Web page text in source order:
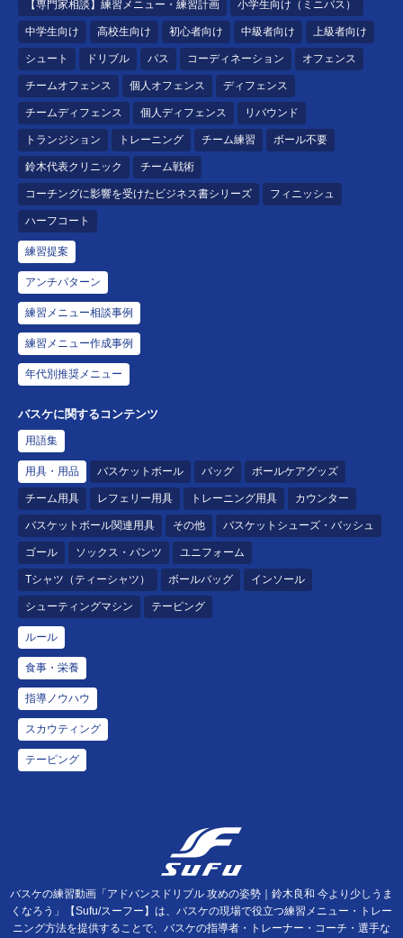
【専門家相談】練習メニュー・練習計画 小学生向け（ミニバス）
中学生向け 高校生向け 初心者向け 中級者向け 上級者向け
シュート ドリブル パス コーディネーション オフェンス
チームオフェンス 個人オフェンス ディフェンス
チームディフェンス 個人ディフェンス リバウンド
トランジション トレーニング チーム練習 ボール不要
鈴木代表クリニック チーム戦術
コーチングに影響を受けたビジネス書シリーズ フィニッシュ
ハーフコート
練習提案
アンチパターン
練習メニュー相談事例
練習メニュー作成事例
年代別推奨メニュー
バスケに関するコンテンツ
用語集
用具・用品 バスケットボール バッグ ボールケアグッズ
チーム用具 レフェリー用具 トレーニング用具 カウンター
バスケットボール関連用具 その他 バスケットシューズ・バッシュ
ゴール ソックス・パンツ ユニフォーム
Tシャツ（ティーシャツ） ボールバッグ インソール
シューティングマシン テーピング
ルール
食事・栄養
指導ノウハウ
スカウティング
テーピング
バスケの練習動画「アドバンスドリブル 攻めの姿勢｜鈴木良和 今より少しうま
くなろう」【Sufu/スーフー】は、バスケの現場で役立つ練習メニュー・トレー
ニング方法を提供することで、バスケの指導者・トレーナー・コーチ・選手な